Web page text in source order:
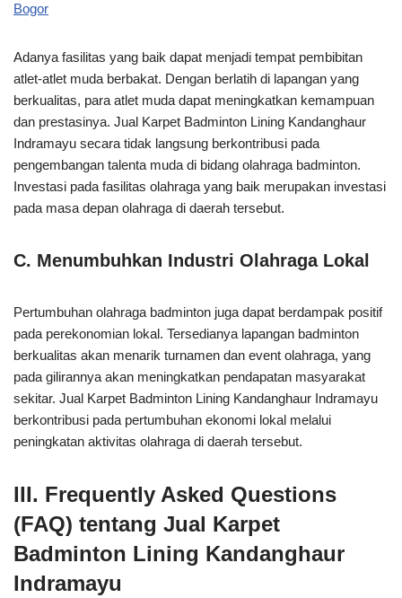
Bogor
Adanya fasilitas yang baik dapat menjadi tempat pembibitan
atlet-atlet muda berbakat. Dengan berlatih di lapangan yang
berkualitas, para atlet muda dapat meningkatkan kemampuan
dan prestasinya. Jual Karpet Badminton Lining Kandanghaur
Indramayu secara tidak langsung berkontribusi pada
pengembangan talenta muda di bidang olahraga badminton.
Investasi pada fasilitas olahraga yang baik merupakan investasi
pada masa depan olahraga di daerah tersebut.
C. Menumbuhkan Industri Olahraga Lokal
Pertumbuhan olahraga badminton juga dapat berdampak positif
pada perekonomian lokal. Tersedianya lapangan badminton
berkualitas akan menarik turnamen dan event olahraga, yang
pada gilirannya akan meningkatkan pendapatan masyarakat
sekitar. Jual Karpet Badminton Lining Kandanghaur Indramayu
berkontribusi pada pertumbuhan ekonomi lokal melalui
peningkatan aktivitas olahraga di daerah tersebut.
III. Frequently Asked Questions
(FAQ) tentang Jual Karpet
Badminton Lining Kandanghaur
Indramayu